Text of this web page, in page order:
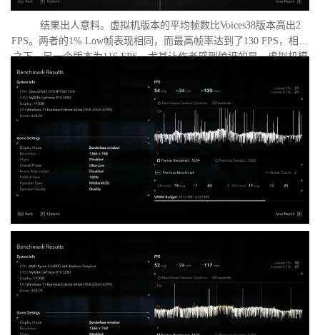
结果出人意料。虚拟机版本的平均帧数比Voices38版本高出2
FPS。两者的1% Low帧表现相同，而最高帧率达到了130 FPS，相比
之下，另一个版本为116 FPS。尤其让作者感到惊讶的是，虚拟机模
式下的优化竟如此之好。从理论上讲，额外的虚拟化层应该会给处
理器带来负担并降低性能，但实际上并没有发生这种情况。